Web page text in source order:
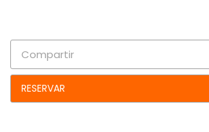
Compartir
RESERVAR